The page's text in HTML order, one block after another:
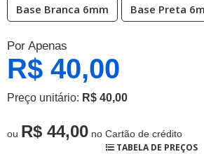
Base Branca 6mm Base Preta
Por Apenas
R$ 40,00
Preço unitário: R$ 40,00
ou R$ 44,00 no Cartão de crédito
TABELA DE PREÇOS